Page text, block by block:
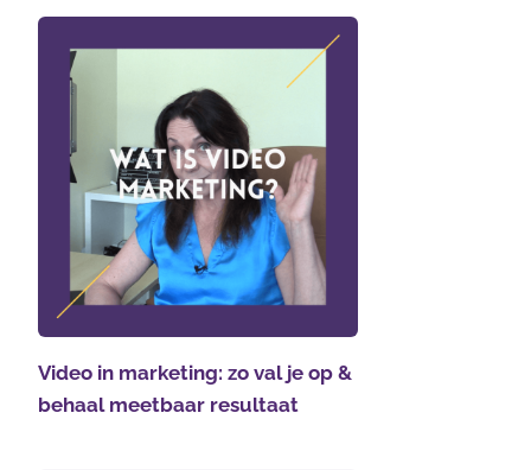
Video in marketing: zo val je op &
behaal meetbaar resultaat